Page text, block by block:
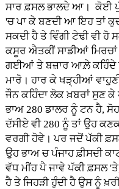
ਸਾਰ ਫ਼ਸਲ ਭਾਲਦੇ ਆ। ਕੋਈ
'ਚ ਪਾ ਕੇ ਬਣਦੀ ਆ ਇਹ ਤਾਂ
ਸਕਦੀ ਹੈ ਤੇ ਵਿੰਗੀ ਟੇਢੀ ਵੀ ਹੋ
ਕਸੂਰ ਐਤਕੀਂ ਸਾਡੀਆਂ
ਗਈਆਂ ਤੇ ਬਜ਼ਾਰ ਆਲ਼ੇ ਕਹਿੰਦੇ
ਮਾਰੋ। ਹਾਰ ਕੇ ਖੜ੍ਹੀਆਂ
ਜੌਨ ਕਹਿੰਦਾ ਲੋਕ ਖ਼ਬਰਾਂ ਸੁਣ
ਭਾਅ 280 ਡਾਲਰ ਨੂੰ ਟਨ ਹੈ,
ਦੱਸੀਏ ਵੀ 280 ਨੂੰ ਤਾਂ ਉਹ
ਵਰਗੀ ਹੋਵੇ। ਪਰ ਜਦੋਂ ਪੱਕੀ
ਉਹ ਭਾਅ ਚ ਪੰਜਾਹ ਫ਼ੀਸਦੀ
ਵੱਧ ਮੀਂਹ ਪੈ ਜਾਵੇ ਪੱਕੀ ਫ਼ਸਲ
ਹੈ ਤੇ ਜਿਹੜੀ ਹੁੰਦੀ ਹੈ ਉਸ ਨੂੰ